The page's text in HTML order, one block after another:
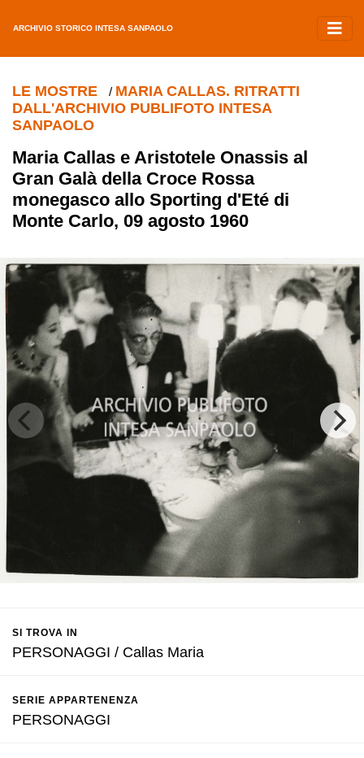
ARCHIVIO STORICO INTESA SANPAOLO
LE MOSTRE / MARIA CALLAS. RITRATTI
DALL'ARCHIVIO PUBLIFOTO INTESA
SANPAOLO
Maria Callas e Aristotele Onassis al
Gran Galà della Croce Rossa
monegasco allo Sporting d'Eté di
Monte Carlo, 09 agosto 1960
SI TROVA IN
PERSONAGGI / Callas Maria
SERIE APPARTENENZA
PERSONAGGI